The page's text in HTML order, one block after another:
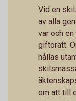
Vid en
av alla
var och
giftorätt.
hållas
om att till